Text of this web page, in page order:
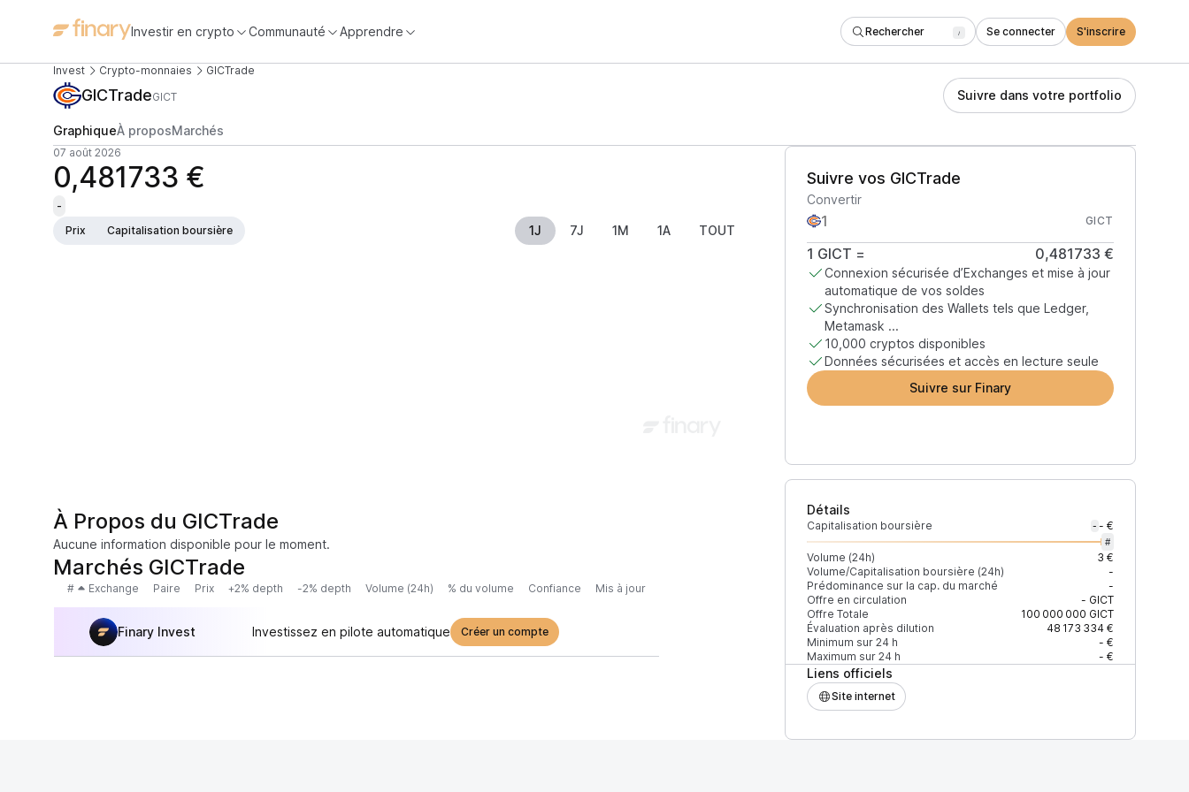
Investir en crypto Communauté Apprendre Rechercher / Se connecter S'inscrire
Invest Crypto-monnaies GICTrade
GICTradeGICT Suivre dans votre portfolio
GraphiqueÀ proposMarchés
07 août 2026
0,481733 €
-
Prix
Capitalisation boursière 1J 7J 1M 1A TOUT
Suivre vos GICTrade
Convertir
GICT
1 GICT = 0,481733 €
Connexion sécurisée d’Exchanges et mise à jour
automatique de vos soldes
Synchronisation des Wallets tels que Ledger,
Metamask ...
10,000 cryptos disponibles
Données sécurisées et accès en lecture seule
Suivre sur Finary
Détails
Capitalisation boursière - - €
#
Volume (24h)
3 €
Volume/Capitalisation boursière (24h)
-
Prédominance sur la cap. du marché
-
Offre en circulation
- GICT
Offre Totale
100 000 000 GICT
Évaluation après dilution
48 173 334 €
Minimum sur 24 h
- €
Maximum sur 24 h
- €
Liens officiels
Site internet
À Propos du GICTrade
Aucune information disponible pour le moment.
Marchés GICTrade
# Exchange Paire Prix +2% depth -2% depth Volume (24h) % du volume Confiance Mis à jour
Finary Invest Investissez en pilote automatique Créer un compte